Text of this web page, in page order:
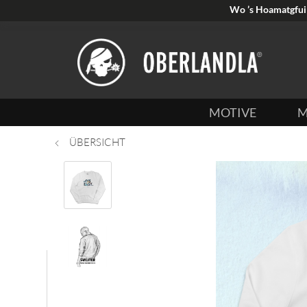
Wo ’s
MOTIVE
ÜBERSICHT